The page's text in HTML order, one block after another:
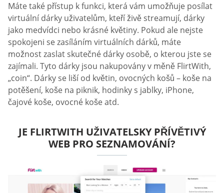
Máte také přístup k funkci, která vám umožňuje posílat
virtuální dárky uživatelům, kteří živě streamují, dárky
jako medvídci nebo krásné květiny. Pokud ale nejste
spokojeni se zasíláním virtuálních dárků, máte
možnost zaslat skutečné dárky osobě, o kterou jste se
zajímali. Tyto dárky jsou nakupovány v měně FlirtWith,
„coin“. Dárky se liší od květin, ovocných košů – koše na
potěšení, koše na piknik, hodinky s jablky, iPhone,
čajové koše, ovocné koše atd.
JE FLIRTWITH UŽIVATELSKY PŘÍVĚTIVÝ
WEB PRO SEZNAMOVÁNÍ?